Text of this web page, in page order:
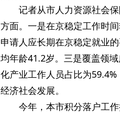
记者从市人力资源社会
方面。一是在京稳定工作时
申请人应长期在京稳定就业
均年龄41.2岁。三是覆盖领
化产业工作人员占比为
经济社会发展。
今年，本市积分落户工